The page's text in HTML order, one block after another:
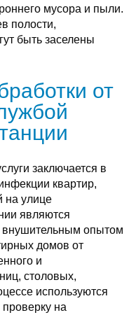
мусора и пыли.
полости,
быть заселены
от
заключается в
квартир,
на улице
являются
внушительным опытом
домов от
и
столовых,
используются
на